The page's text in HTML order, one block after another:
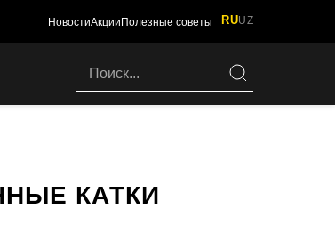
НовостиАкции Полезные советы RUUZ
КАТКИ